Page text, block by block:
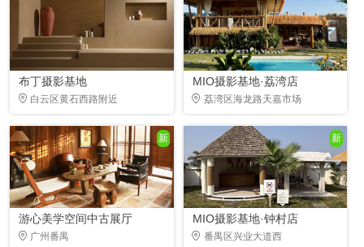
布丁摄影基地
白云区黄石西路附近
MIO摄影基地·荔湾店
荔湾区海龙路天嘉市场
新
游心美学空间中古展厅
广州番禺
新
MIO摄影基地·钟村店
番禺区兴业大道西